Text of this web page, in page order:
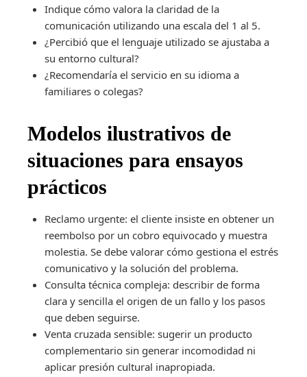
Indique cómo valora la claridad de la
comunicación utilizando una escala del 1 al 5.
¿Percibió que el lenguaje utilizado se ajustaba a
su entorno cultural?
¿Recomendaría el servicio en su idioma a
familiares o colegas?
Modelos ilustrativos de
situaciones para ensayos
prácticos
Reclamo urgente: el cliente insiste en obtener un
reembolso por un cobro equivocado y muestra
molestia. Se debe valorar cómo gestiona el estrés
comunicativo y la solución del problema.
Consulta técnica compleja: describir de forma
clara y sencilla el origen de un fallo y los pasos
que deben seguirse.
Venta cruzada sensible: sugerir un producto
complementario sin generar incomodidad ni
aplicar presión cultural inapropiada.